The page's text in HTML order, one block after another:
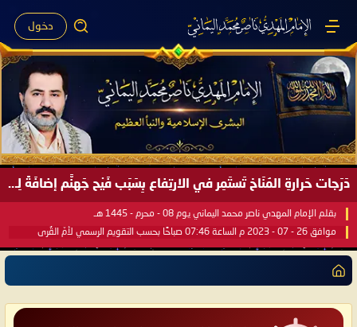
دخول
دَرَجات حَرارةِ المُنَاخ تَستَمِر في الارتِفاع بِسَبَب فَيْح جَهنَّم إضافَةً لِحرارةِ الشَّمس في مُحكَم القُرآن العَظيم ..
بقلم الإمام المهدي ناصر محمد اليماني يوم 08 - محرم - 1445 هـ
موافق 26 - 07 - 2023 م الساعة 07:46 صباحًا بحسب التقويم الرسمي لأمّ القُرى